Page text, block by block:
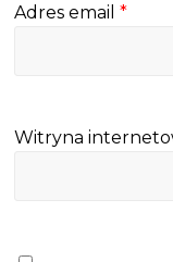
Adres email*
Witryna